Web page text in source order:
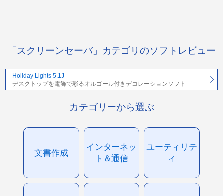
「スクリーンセーバ」カテゴリのソフトレビュー
Holiday Lights 5.1J
デスクトップを電飾で彩るオルゴール付きデコレーションソフト
カテゴリーから選ぶ
文書作成
インターネッ
ト＆通信
ユーティリテ
ィ